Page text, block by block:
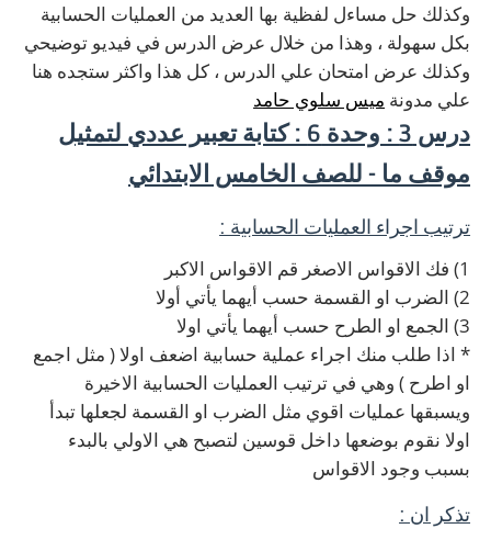
وكذلك حل مساءل لفظية بها العديد من العمليات الحسابية
بكل سهولة ، وهذا من خلال عرض الدرس في فيديو توضيحي
وكذلك عرض امتحان علي الدرس ، كل هذا واكثر ستجده هنا
علي مدونة ميس سلوي حامد
درس 3 : وحدة 6 : كتابة تعبير عددي لتمثيل
موقف ما - للصف الخامس الابتدائي
ترتيب اجراء العمليات الحسابية :
1) فك الاقواس الاصغر قم الاقواس الاكبر
2) الضرب او القسمة حسب أيهما يأتي أولا
3) الجمع او الطرح حسب أيهما يأتي اولا
* اذا طلب منك اجراء عملية حسابية اضعف اولا ( مثل اجمع
او اطرح ) وهي في ترتيب العمليات الحسابية الاخيرة
ويسبقها عمليات اقوي مثل الضرب او القسمة لجعلها تبدأ
اولا نقوم بوضعها داخل قوسين لتصبح هي الاولي بالبدء
بسبب وجود الاقواس
تذكر ان :